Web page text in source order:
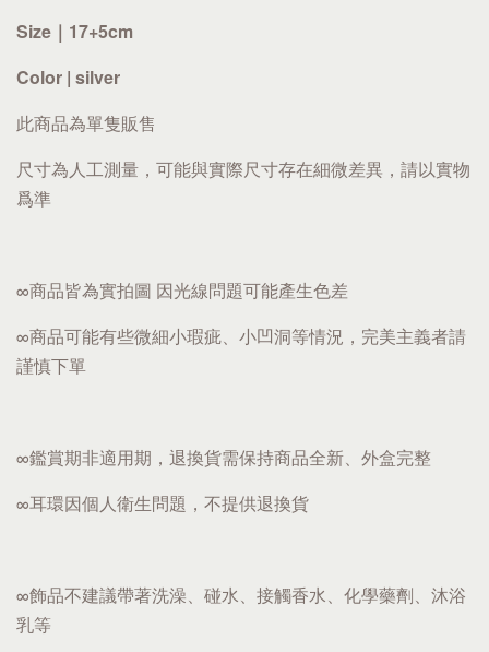
Size｜17+5cm
Color | silver
此商品為單隻販售
尺寸為人工測量，可能與實際尺寸存在細微差異，請以實物
爲準
∞商品皆為實拍圖 因光線問題可能產生色差
∞商品可能有些微細小瑕疵、小凹洞等情況，完美主義者請
謹慎下單
∞鑑賞期非適用期，退換貨需保持商品全新、外盒完整
∞耳環因個人衛生問題，不提供退換貨
∞飾品不建議帶著洗澡、碰水、接觸香水、化學藥劑、沐浴
乳等